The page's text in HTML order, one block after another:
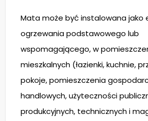
Mata może być instalowana jako
ogrzewania podstawowego lub
wspomagającego, w
mieszkalnych (łazienki, kuchnie,
pokoje, pomieszczenia
handlowych, użyteczności
produkcyjnych, technicznych i